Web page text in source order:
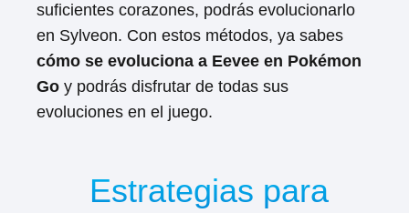
suficientes corazones, podrás evolucionarlo
en Sylveon. Con estos métodos, ya sabes
cómo se evoluciona a Eevee en Pokémon
Go y podrás disfrutar de todas sus
evoluciones en el juego.
Estrategias para